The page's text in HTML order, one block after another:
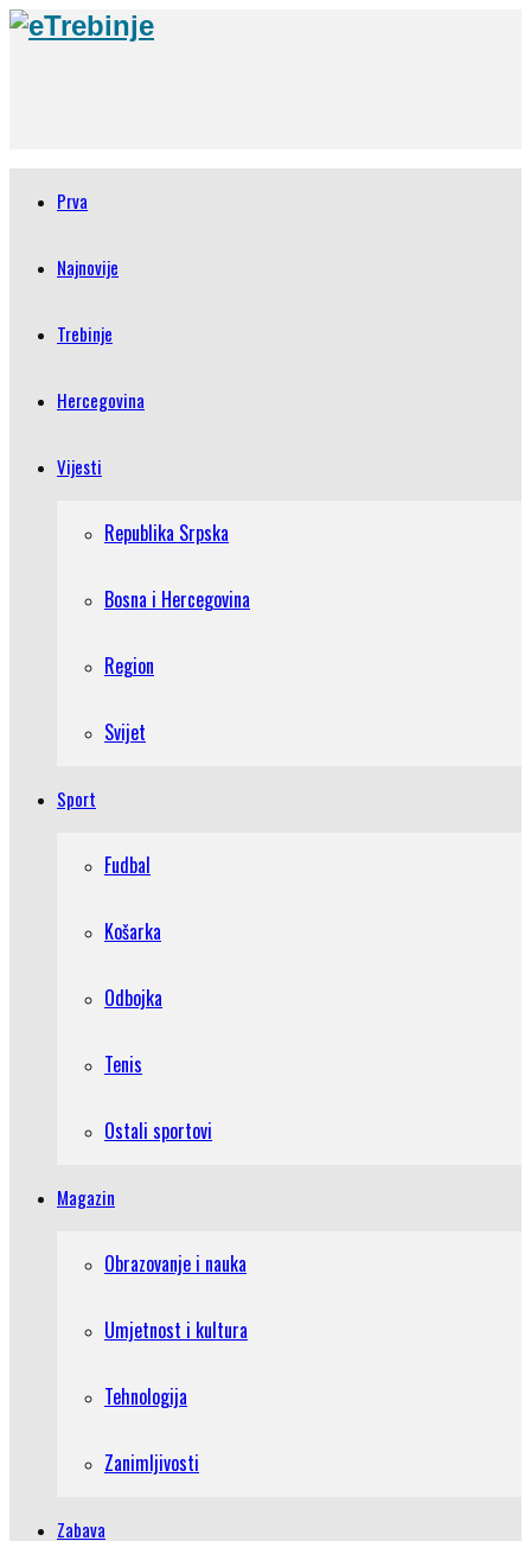
Prva
Najnovije
Trebinje
Hercegovina
Vijesti
Republika Srpska
Bosna i Hercegovina
Region
Svijet
Sport
Fudbal
Košarka
Odbojka
Tenis
Ostali sportovi
Magazin
Obrazovanje i nauka
Umjetnost i kultura
Tehnologija
Zanimljivosti
Zabava